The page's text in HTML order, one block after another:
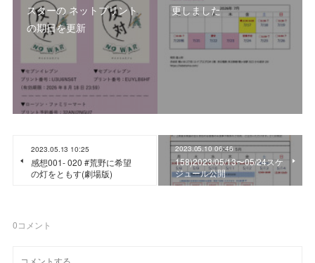
スターの ネットプリント
の期日を更新
更しました
2023.05.13 10:25
感想001- 020 #荒野に希望
の灯をともす(劇場版)
2023.05.10 06:46
158)2023/05/13〜05/24スケ
ジュール公開
0コメント